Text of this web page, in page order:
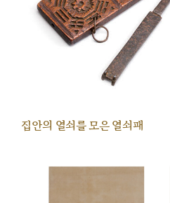
집안의 열쇠를 모은 열쇠패